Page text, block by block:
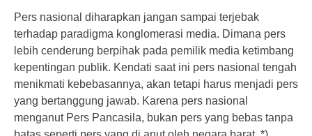
Pers nasional diharapkan jangan sampai terjebak
terhadap paradigma konglomerasi media. Dimana pers
lebih cenderung berpihak pada pemilik media ketimbang
kepentingan publik. Kendati saat ini pers nasional tengah
menikmati kebebasannya, akan tetapi harus menjadi pers
yang bertanggung jawab. Karena pers nasional
menganut Pers Pancasila, bukan pers yang bebas tanpa